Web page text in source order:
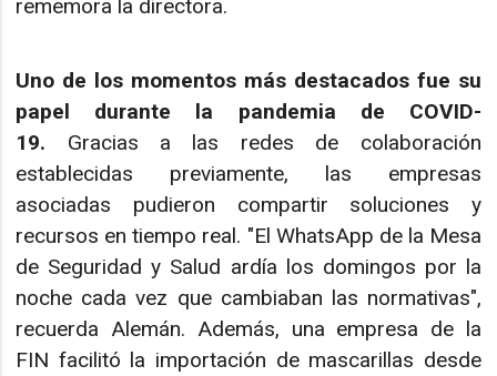
rememora la directora.
Uno de los momentos más destacados fue su
papel durante la pandemia de COVID-
19. Gracias a las redes de colaboración
establecidas previamente, las empresas
asociadas pudieron compartir soluciones y
recursos en tiempo real. "El WhatsApp de la Mesa
de Seguridad y Salud ardía los domingos por la
noche cada vez que cambiaban las normativas",
recuerda Alemán. Además, una empresa de la
FIN facilitó la importación de mascarillas desde